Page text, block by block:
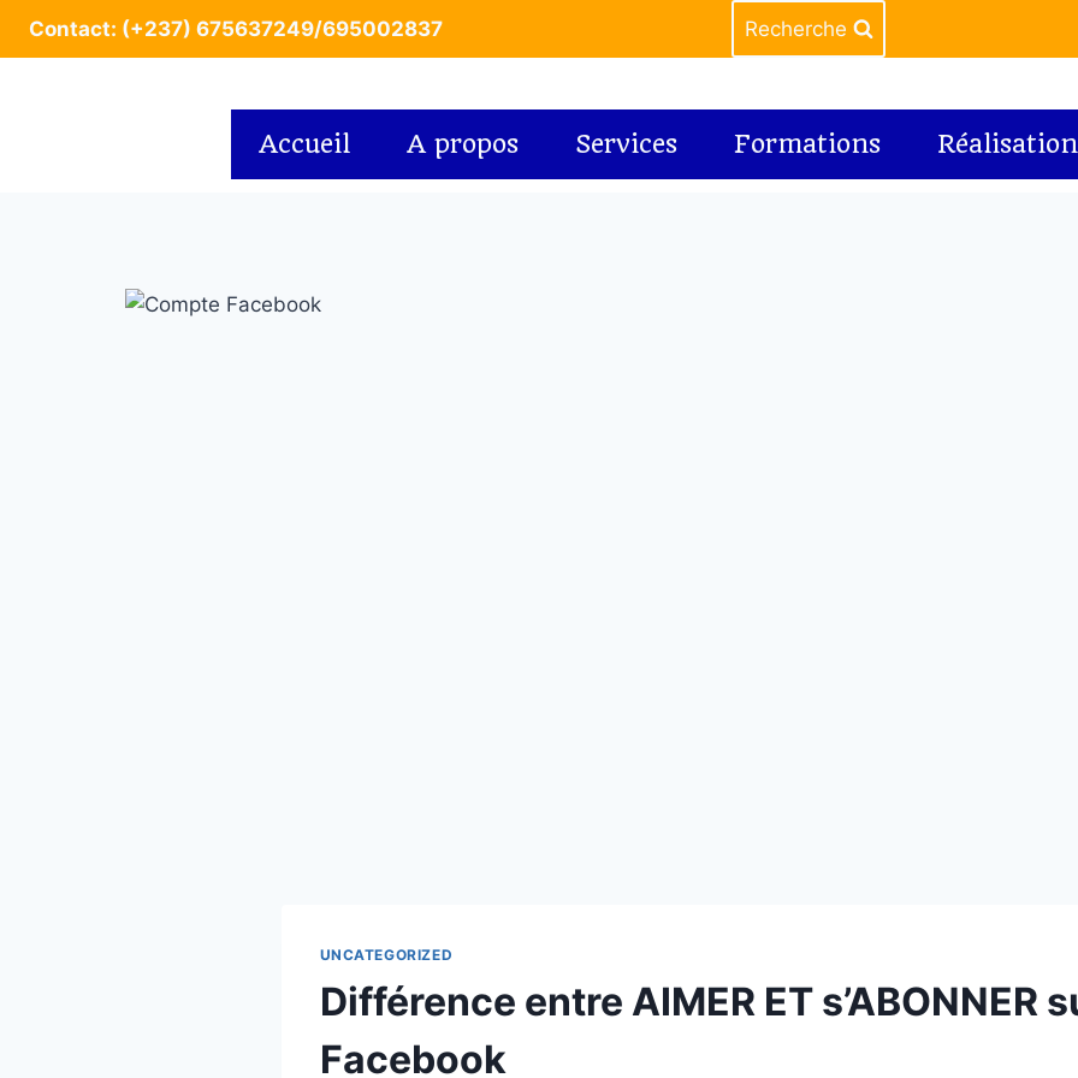
Contact: (+237) 675637249/695002837 Recherche
Accueil A propos Services Formations
UNCATEGORIZED
Différence entre AIMER ET s’ABONNER
Facebook